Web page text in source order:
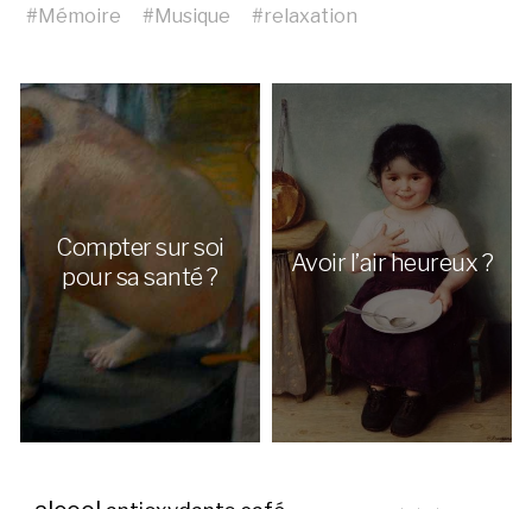
#Mémoire #Musique #relaxation
Compter sur soi
pour sa santé ?
Avoir l’air heureux ?